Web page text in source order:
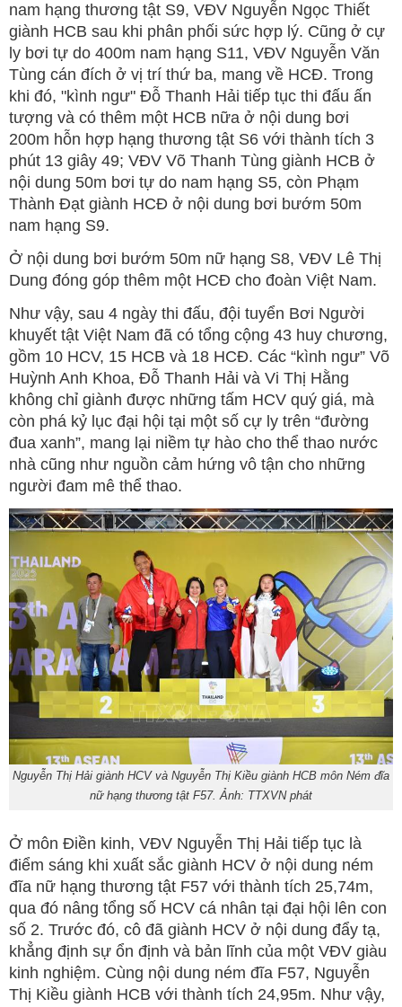
nam hạng thương tật S9, VĐV Nguyễn Ngọc Thiết
giành HCB sau khi phân phối sức hợp lý. Cũng ở cự
ly bơi tự do 400m nam hạng S11, VĐV Nguyễn Văn
Tùng cán đích ở vị trí thứ ba, mang về HCĐ. Trong
khi đó, "kình ngư" Đỗ Thanh Hải tiếp tục thi đấu ấn
tượng và có thêm một HCB nữa ở nội dung bơi
200m hỗn hợp hạng thương tật S6 với thành tích 3
phút 13 giây 49; VĐV Võ Thanh Tùng giành HCB ở
nội dung 50m bơi tự do nam hạng S5, còn Phạm
Thành Đạt giành HCĐ ở nội dung bơi bướm 50m
nam hạng S9.
Ở nội dung bơi bướm 50m nữ hạng S8, VĐV Lê Thị
Dung đóng góp thêm một HCĐ cho đoàn Việt Nam.
Như vậy, sau 4 ngày thi đấu, đội tuyển Bơi Người
khuyết tật Việt Nam đã có tổng cộng 43 huy chương,
gồm 10 HCV, 15 HCB và 18 HCĐ. Các “kình ngư” Võ
Huỳnh Anh Khoa, Đỗ Thanh Hải và Vi Thị Hằng
không chỉ giành được những tấm HCV quý giá, mà
còn phá kỷ lục đại hội tại một số cự ly trên “đường
đua xanh”, mang lại niềm tự hào cho thể thao nước
nhà cũng như nguồn cảm hứng vô tận cho những
người đam mê thể thao.
Nguyễn Thị Hải giành HCV và Nguyễn Thị Kiều giành HCB môn Ném đĩa
nữ hạng thương tật F57. Ảnh: TTXVN phát
Ở môn Điền kinh, VĐV Nguyễn Thị Hải tiếp tục là
điểm sáng khi xuất sắc giành HCV ở nội dung ném
đĩa nữ hạng thương tật F57 với thành tích 25,74m,
qua đó nâng tổng số HCV cá nhân tại đại hội lên con
số 2. Trước đó, cô đã giành HCV ở nội dung đẩy tạ,
khẳng định sự ổn định và bản lĩnh của một VĐV giàu
kinh nghiệm. Cùng nội dung ném đĩa F57, Nguyễn
Thị Kiều giành HCB với thành tích 24,95m. Như vậy,